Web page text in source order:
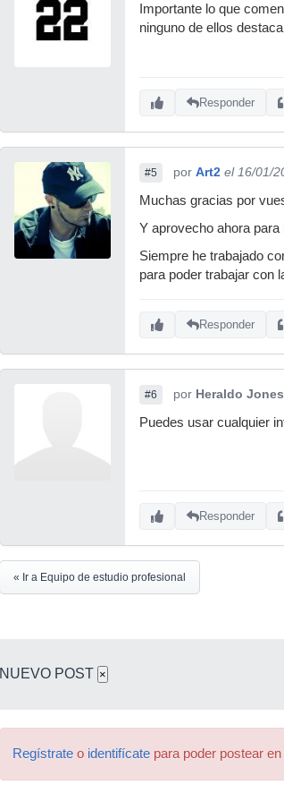
Importante lo que
ninguno de ellos
Responder
#5 por Art2 el 16/01/
Muchas gracias por
Y aprovecho ahora
Siempre he trabajado
para poder trabajar con
Responder
#6 por Heraldo Jones
Puedes usar cualquier
Responder
« Ir a Equipo de estudio profesional
NUEVO POST ×
Regístrate o identifícate para poder postear